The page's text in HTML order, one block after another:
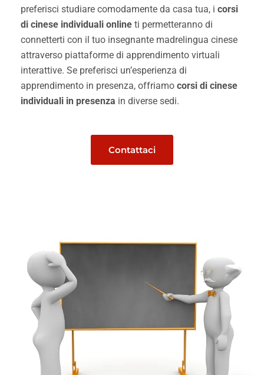
preferisci studiare comodamente da casa tua, i corsi
di cinese individuali online ti permetteranno di
connetterti con il tuo insegnante madrelingua cinese
attraverso piattaforme di apprendimento virtuali
interattive. Se preferisci un’esperienza di
apprendimento in presenza, offriamo corsi di cinese
individuali in presenza in diverse sedi.
Contattaci